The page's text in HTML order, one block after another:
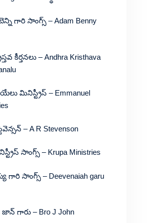
గారి సాంగ్స్ – Adam Benny
కీర్తనలు – Andhra Kristhava
మినిస్ట్రీస్ – Emmanuel
– A R Stevenson
సాంగ్స్ – Krupa Ministries
గారి సాంగ్స్ – Deevenaiah garu
జాన్ గారు – Bro J John